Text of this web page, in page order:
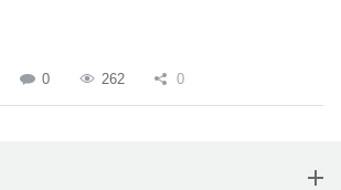
0 262 0